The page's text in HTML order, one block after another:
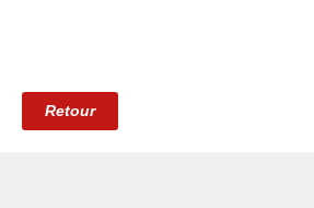
Retour